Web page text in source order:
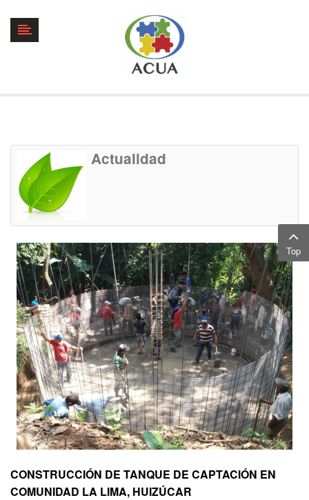
Actualidad
CONSTRUCCIÓN DE TANQUE DE CAPTACIÓN EN
COMUNIDAD LA LIMA, HUIZÚCAR
Top